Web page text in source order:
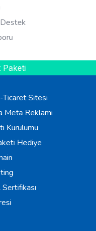
Paketi
Ticaret Sitesi
Reklamı
Kurulumu
Hediye
Sertifikası